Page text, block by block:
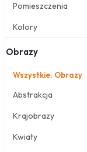
Pomieszczenia
Kolory
Obrazy
Wszystkie: Obrazy
Abstrakcja
Krajobrazy
Kwiaty